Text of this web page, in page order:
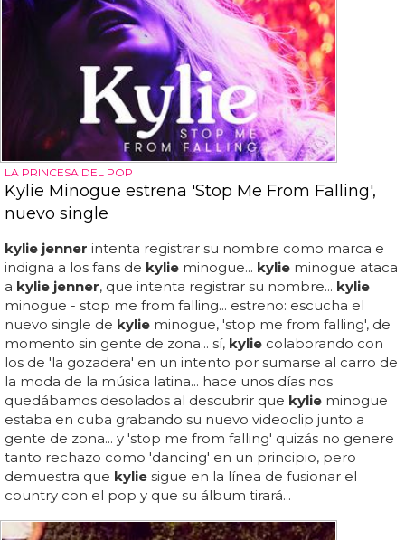
LA PRINCESA DEL POP
Kylie Minogue estrena 'Stop Me From Falling',
nuevo single
kylie jenner intenta registrar su nombre como marca e
indigna a los fans de kylie minogue... kylie minogue ataca
a kylie jenner, que intenta registrar su nombre... kylie
minogue - stop me from falling... estreno: escucha el
nuevo single de kylie minogue, 'stop me from falling', de
momento sin gente de zona... sí, kylie colaborando con
los de 'la gozadera' en un intento por sumarse al carro de
la moda de la música latina... hace unos días nos
quedábamos desolados al descubrir que kylie minogue
estaba en cuba grabando su nuevo videoclip junto a
gente de zona... y 'stop me from falling' quizás no genere
tanto rechazo como 'dancing' en un principio, pero
demuestra que kylie sigue en la línea de fusionar el
country con el pop y que su álbum tirará...